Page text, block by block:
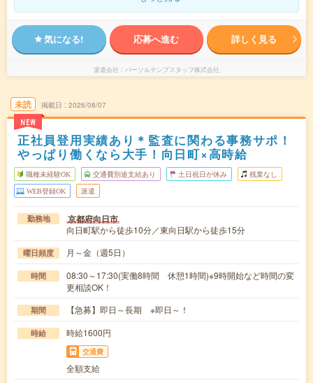
気になる! 応募へ進む 詳しく見る
派遣会社 パーソルテンプスタッフ株式会社
未読
NEW
掲載日 2026/08/07
正社員登用実績あり＊監査に関わる事務サポ！
やっぱり働くなら大手！向日町×高時給
職種未経験OK 交通費別途支給あり 土日祝日が休み 残業なし
WEB登録OK 派遣
勤務地 京都府向日市
向日町駅から徒歩10分／東向日駅から徒歩15分
曜日頻度 月～金（週5日）
時間
08:30～17:30(実働8時間 休憩1時間)※9時開始など時間の変
更相談OK！
期間 【急募】即日～長期 ※即日～！
時給 時給1600円
交通費
全額支給